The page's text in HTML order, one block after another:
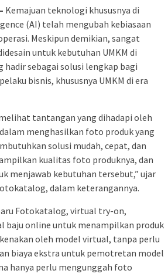
Kemajuan teknologi khususnya di
(AI) telah mengubah kebiasaan
Meskipun demikian, sangat
untuk kebutuhan UMKM di
sebagai solusi lengkap bagi
bisnis, khususnya UMKM di era
tantangan yang dihadapi oleh
menghasilkan foto produk yang
solusi mudah, cepat, dan
kualitas foto produknya, dan
menjawab kebutuhan tersebut,” ujar
dalam keterangannya.
Fotokatalog, virtual try-on,
baju online untuk menampilkan produk
oleh model virtual, tanpa perlu
biaya ekstra untuk pemotretan model
hanya perlu mengunggah foto